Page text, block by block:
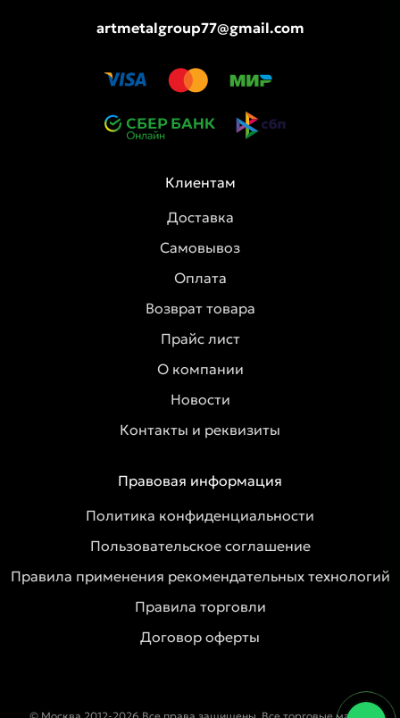
artmetalgroup77@gmail.com
Клиентам
Доставка
Самовывоз
Оплата
Возврат товара
Прайс лист
О компании
Новости
Контакты и реквизиты
Правовая информация
Политика конфиденциальности
Пользовательское соглашение
Правила применения рекомендательных технологий
Правила торговли
Договор оферты